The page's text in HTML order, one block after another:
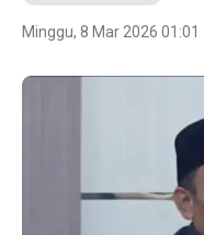
Minggu, 8 Mar 2026 01:01